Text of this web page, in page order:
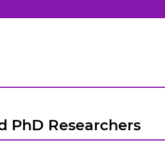
PhD Researchers